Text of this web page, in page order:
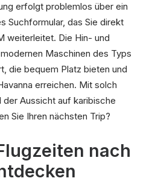
erfolgt problemlos über ein
Suchformular, das Sie direkt
weiterleitet. Die Hin- und
Maschinen des Typs
die bequem Platz bieten und
erreichen. Mit solch
der Aussicht auf karibische
Sie Ihren nächsten Trip?
nach